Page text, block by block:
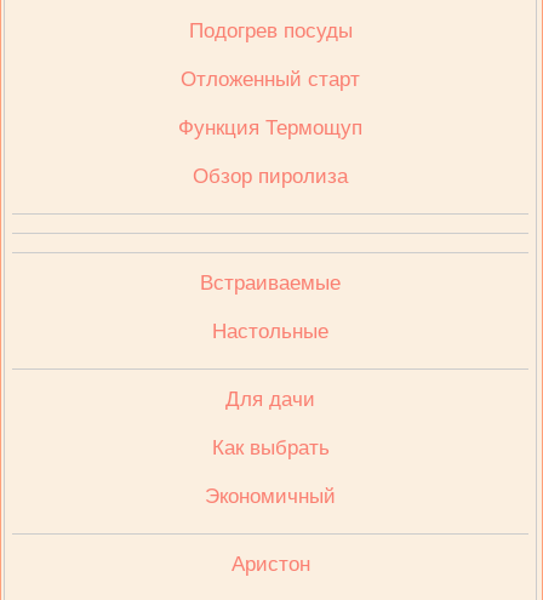
Подогрев посуды
Отложенный старт
Функция Термощуп
Обзор пиролиза
Встраиваемые
Настольные
Для дачи
Как выбрать
Экономичный
Аристон